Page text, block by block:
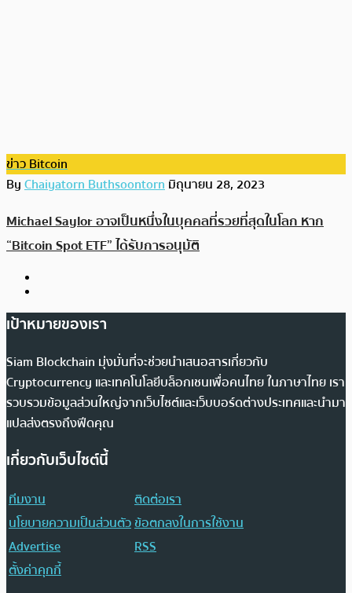
ข่าว Bitcoin
ByChaiyatorn Buthsoontornมิถุนายน 28, 2023
Michael Saylor อาจเป็นหนึ่งในบุคคลที่รวยที่สุดในโลก หาก
“Bitcoin Spot ETF” ได้รับการอนุมัติ
เป้าหมายของเรา
Siam Blockchain มุ่งมั่นที่จะช่วยนำเสนอสารเกี่ยวกับ
Cryptocurrency และเทคโนโลยีบล็อกเชนเพื่อคนไทย ในภาษาไทย เรา
รวบรวมข้อมูลส่วนใหญ่จากเว็บไซต์และเว็บบอร์ดต่างประเทศและนำมา
แปลส่งตรงถึงฟีดคุณ
เกี่ยวกับเว็บไซต์นี้
ทีมงาน
ติดต่อเรา
นโยบายความเป็นส่วนตัวข้อตกลงในการใช้งาน
Advertise
RSS
ตั้งค่าคุกกี้